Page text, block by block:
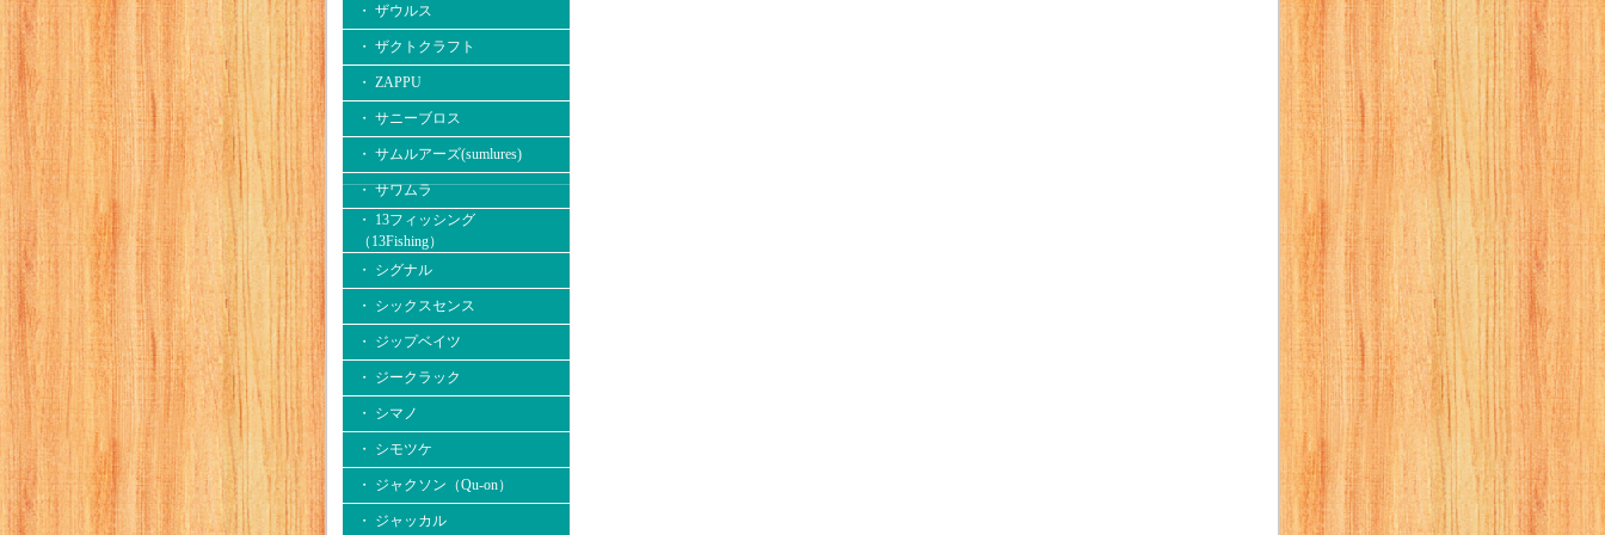
・ ザウルス
・ ザクトクラフト
・ ZAPPU
・ サニーブロス
・ サムルアーズ(sumlures)
・ サワムラ
・ 13フィッシング
（13Fishing）
・ シグナル
・ シックスセンス
・ ジップベイツ
・ ジークラック
・ シマノ
・ シモツケ
・ ジャクソン（Qu-on）
・ ジャッカル